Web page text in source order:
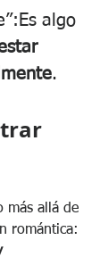
algo
.
más allá de
romántica: